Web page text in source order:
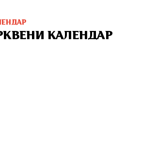
КАЛЕНДАР